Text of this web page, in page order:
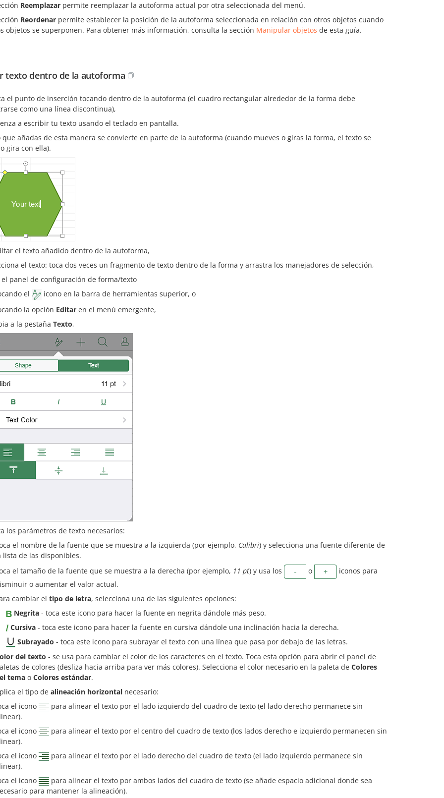
Reemplazar permite reemplazar la autoforma actual por otra seleccionada del menú.
Reordenar permite establecer la posición de la autoforma seleccionada en relación con otros objetos cuando
objetos se superponen. Para obtener más información, consulta la sección Manipular objetos de esta guía.
texto dentro de la autoforma
el punto de inserción tocando dentro de la autoforma (el cuadro rectangular alrededor de la forma debe
como una línea discontinua),
a escribir tu texto usando el teclado en pantalla.
que añadas de esta manera se convierte en parte de la autoforma (cuando mueves o giras la forma, el texto se
gira con ella).
el texto añadido dentro de la autoforma,
el texto: toca dos veces un fragmento de texto dentro de la forma y arrastra los manejadores de selección,
panel de configuración de forma/texto
el
icono en la barra de herramientas superior, o
la opción Editar en el menú emergente,
a la pestaña Texto,
los parámetros de texto necesarios:
el nombre de la fuente que se muestra a la izquierda (por ejemplo, Calibri) y selecciona una fuente diferente de
lista de las disponibles.
el tamaño de la fuente que se muestra a la derecha (por ejemplo, 11 pt) y usa los o
iconos para
o aumentar el valor actual.
cambiar el tipo de letra, selecciona una de las siguientes opciones:
Negrita - toca este icono para hacer la fuente en negrita dándole más peso.
Cursiva - toca este icono para hacer la fuente en cursiva dándole una inclinación hacia la derecha.
Subrayado - toca este icono para subrayar el texto con una línea que pasa por debajo de las letras.
del texto - se usa para cambiar el color de los caracteres en el texto. Toca esta opción para abrir el panel de
de colores (desliza hacia arriba para ver más colores). Selecciona el color necesario en la paleta de Colores
tema o Colores estándar.
el tipo de alineación horizontal necesario:
el icono
para alinear el texto por el lado izquierdo del cuadro de texto (el lado derecho permanece sin
el icono
para alinear el texto por el centro del cuadro de texto (los lados derecho e izquierdo permanecen sin
el icono
para alinear el texto por el lado derecho del cuadro de texto (el lado izquierdo permanece sin
el icono
para alinear el texto por ambos lados del cuadro de texto (se añade espacio adicional donde sea
para mantener la alineación).